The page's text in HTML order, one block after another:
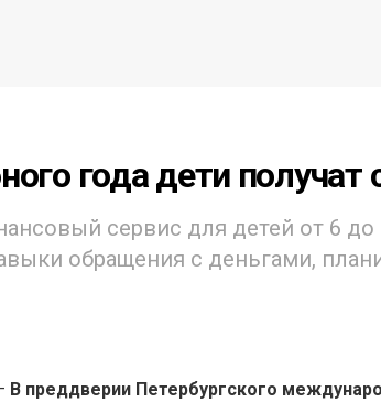
года дети получат
сервис для детей от 6 до
обращения с деньгами,
В преддверии Петербургского